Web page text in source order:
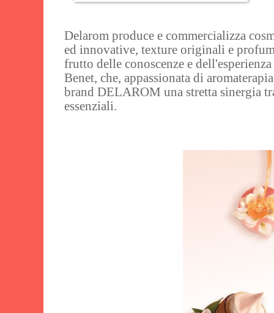
Delarom produce e commercializza
ed innovative, texture originali e
frutto delle conoscenze e
Benet, che, appassionata di
brand DELAROM una stretta sinergia
essenziali.